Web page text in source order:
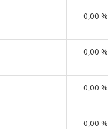
0,00 %
0,00 %
0,00 %
0,00 %